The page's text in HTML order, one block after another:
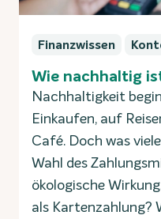
Finanzwissen
Wie nachhaltig
Nachhaltigkeit
Einkaufen, auf
Café. Doch was
Wahl des
ökologische
als Kartenzahlung?